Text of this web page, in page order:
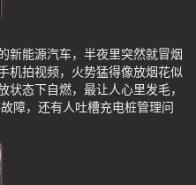
新能源汽车，半夜里突然就冒烟
机拍视频，火势猛得像放烟花似
态下自燃，最让人心里发毛，
障，还有人吐槽充电桩管理问